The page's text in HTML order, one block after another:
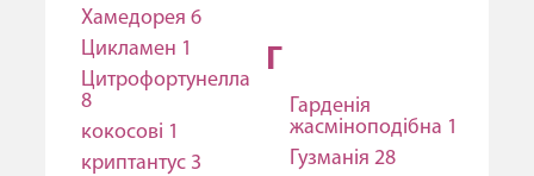
Хамедорея 6
Цикламен 1
Цитрофортунелла
8
кокосові 1
криптантус 3
Г
Гарденія
жасміноподібна 1
Гузманія 28